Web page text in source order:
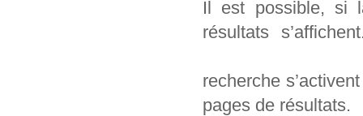
Il est possible, si
résultats
recherche
pages de résultats.